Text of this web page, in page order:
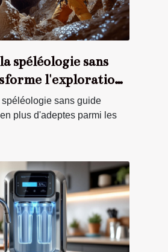
spéléologie sans
l'exploration
?
spéléologie sans guide
plus d'adeptes parmi les